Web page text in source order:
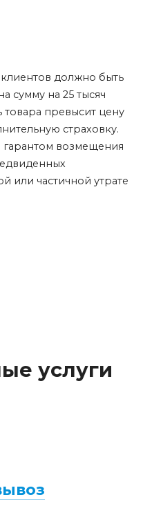
должно быть
сумму на 25 тысяч
товара превысит цену
страховку.
возмещения
или частичной утрате
услуги